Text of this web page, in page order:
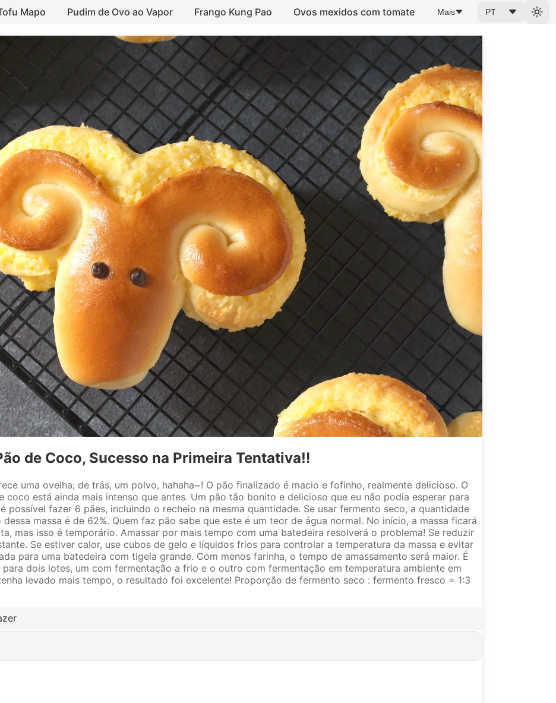
Mapo Pudim de Ovo ao Vapor Frango Kung Pao Ovos mexidos com tomate Mais PT
de Coco, Sucesso na Primeira Tentativa‼️
uma ovelha; de trás, um polvo, hahaha~! O pão finalizado é macio e fofinho, realmente delicioso. O
coco está ainda mais intenso que antes. Um pão tão bonito e delicioso que eu não podia esperar para
fazer 6 pães, incluindo o recheio na mesma quantidade. Se usar fermento seco, a quantidade
massa é de 62%. Quem faz pão sabe que este é um teor de água normal. No início, a massa ficará
mas isso é temporário. Amassar por mais tempo com uma batedeira resolverá o problema! Se reduzir
Se estiver calor, use cubos de gelo e líquidos frios para controlar a temperatura da massa e evitar
para uma batedeira com tigela grande. Com menos farinha, o tempo de amassamento será maior. É
dois lotes, um com fermentação a frio e o outro com fermentação em temperatura ambiente em
levado mais tempo, o resultado foi excelente! Proporção de fermento seco : fermento fresco = 1:3